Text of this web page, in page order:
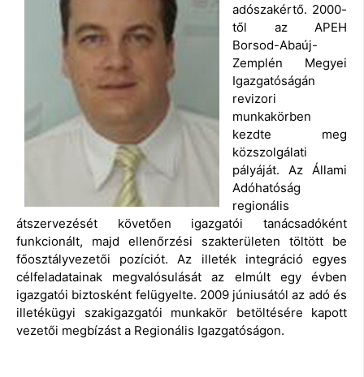
adószakértő. 2000-
től az APEH
Borsod-Abaúj-
Zemplén Megyei
Igazgatóságán
revizori
munkakörben
kezdte meg
közszolgálati
pályáját. Az Állami
Adóhatóság
regionális
átszervezését követően igazgatói tanácsadóként
funkcionált, majd ellenőrzési szakterületen töltött be
főosztályvezetői pozíciót. Az illeték integráció egyes
célfeladatainak megvalósulását az elmúlt egy évben
igazgatói biztosként felügyelte. 2009 júniusától az adó és
illetékügyi szakigazgatói munkakör betöltésére kapott
vezetői megbízást a Regionális Igazgatóságon.